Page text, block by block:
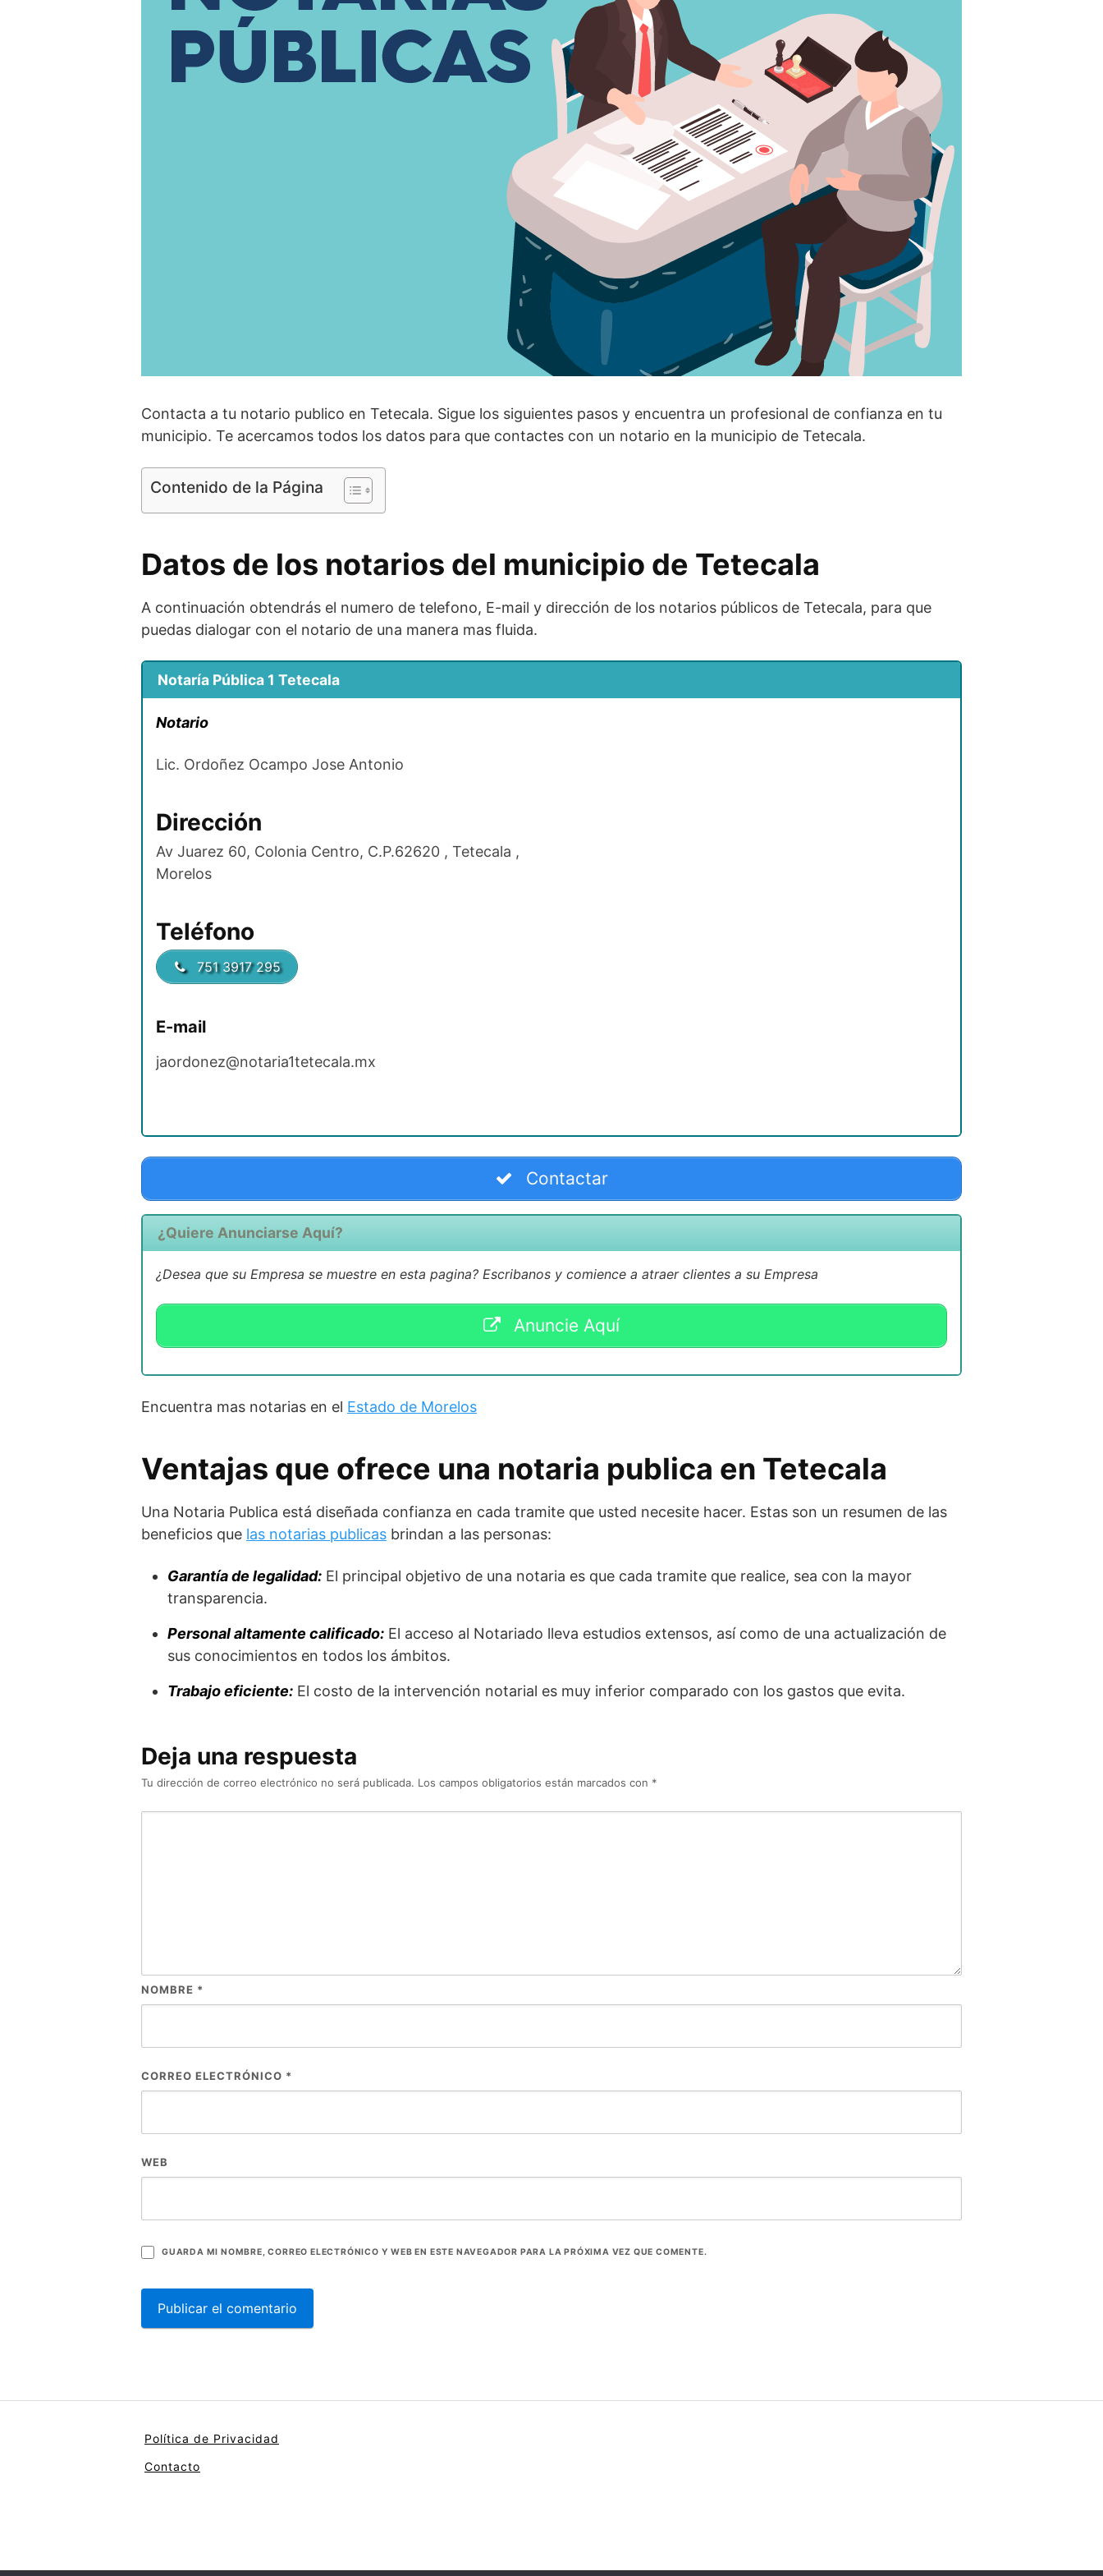
Contacta a tu notario publico en Tetecala. Sigue los siguientes pasos y encuentra un profesional de confianza en tu
municipio. Te acercamos todos los datos para que contactes con un notario en la municipio de Tetecala.
Contenido de la Página
Datos de los notarios del municipio de Tetecala
A continuación obtendrás el numero de telefono, E-mail y dirección de los notarios públicos de Tetecala, para que
puedas dialogar con el notario de una manera mas fluida.
Notaría Pública 1 Tetecala
Notario
Lic. Ordoñez Ocampo Jose Antonio
Dirección
Av Juarez 60, Colonia Centro, C.P.62620 , Tetecala ,
Morelos
Teléfono
751 3917 295
E-mail
jaordonez@notaria1tetecala.mx
Contactar
¿Quiere Anunciarse Aquí?
¿Desea que su Empresa se muestre en esta pagina? Escribanos y comience a atraer clientes a su Empresa
Anuncie Aquí
Encuentra mas notarias en el Estado de Morelos
Ventajas que ofrece una notaria publica en Tetecala
Una Notaria Publica está diseñada confianza en cada tramite que usted necesite hacer. Estas son un resumen de las
beneficios que las notarias publicas brindan a las personas:
Garantía de legalidad: El principal objetivo de una notaria es que cada tramite que realice, sea con la mayor
transparencia.
Personal altamente calificado: El acceso al Notariado lleva estudios extensos, así como de una actualización de
sus conocimientos en todos los ámbitos.
Trabajo eficiente: El costo de la intervención notarial es muy inferior comparado con los gastos que evita.
Deja una respuesta
Tu dirección de correo electrónico no será publicada. Los campos obligatorios están marcados con *
NOMBRE *
CORREO ELECTRÓNICO *
WEB
GUARDA MI NOMBRE, CORREO ELECTRÓNICO Y WEB EN ESTE NAVEGADOR PARA LA PRÓXIMA VEZ QUE COMENTE.
Política de Privacidad
Contacto